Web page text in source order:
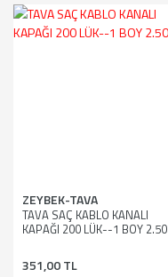
ZEYBEK-TAVA
TAVA SAÇ KABLO KANALI
KAPAĞI 200 LÜK--1 BOY 2.50
351,00 TL